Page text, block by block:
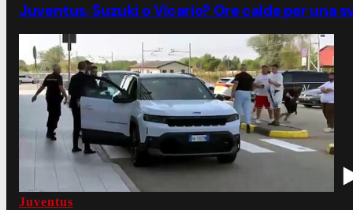
Juventus, Suzuki o Vicario? Ore calde per una
Juventus